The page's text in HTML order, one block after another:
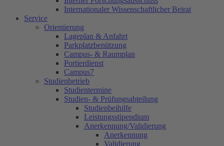
Internationaler Wissenschaftlicher Beirat
Service
Orientierung
Lageplan & Anfahrt
Parkplatzbenützung
Campus- & Raumplan
Portierdienst
Campus7
Studienbetrieb
Studientermine
Studien- & Prüfungsabteilung
Studienbeihilfe
Leistungsstipendium
Anerkennung/Validierung
Anerkennung
Validierung